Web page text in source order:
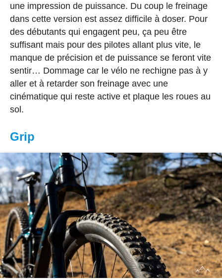
une impression de puissance. Du coup le freinage
dans cette version est assez difficile à doser. Pour
des débutants qui engagent peu, ça peu être
suffisant mais pour des pilotes allant plus vite, le
manque de précision et de puissance se feront vite
sentir… Dommage car le vélo ne rechigne pas à y
aller et à retarder son freinage avec une
cinématique qui reste active et plaque les roues au
sol.
Grip